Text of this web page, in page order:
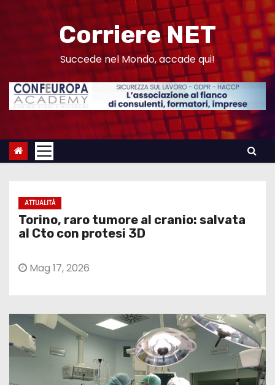
n
Corriere NET
Succede nel Mondo, accade qui!
ATTUALITÀ
Torino, raro tumore al cranio: salvata
al Cto con protesi 3D
Mag 17, 2026